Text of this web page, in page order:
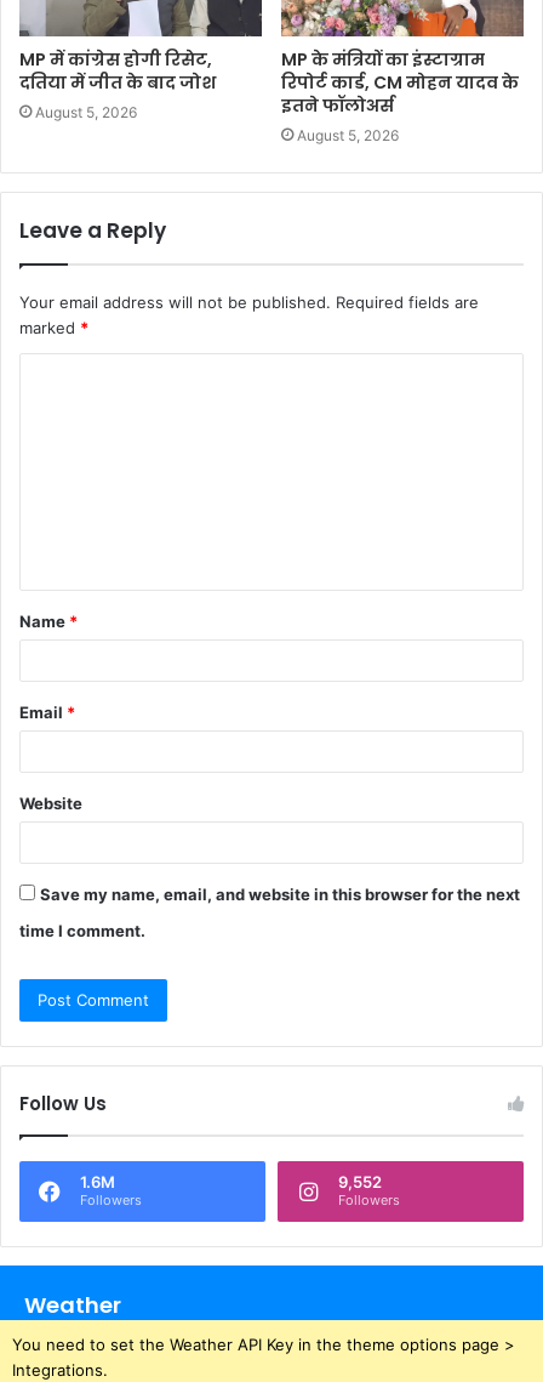
MP में कांग्रेस होगी रिसेट,
दतिया में जीत के बाद जोश
August 5, 2026
MP के मंत्रियों का इंस्टाग्राम
रिपोर्ट कार्ड, CM मोहन यादव के
इतने फॉलोअर्स
August 5, 2026
Leave a Reply
Your email address will not be published. Required fields are
marked *
t
*
Name *
Email *
Website
Save my name, email, and website in this browser for the next
time I comment.
Follow Us
1.6M
Followers
9,552
Followers
Weather
You need to set the Weather API Key in the theme options page >
Integrations.